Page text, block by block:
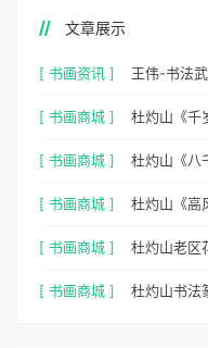
文章展示
[ 书画资讯 ] 王伟-书法
[ 书画商城 ] 杜灼山《千
[ 书画商城 ] 杜灼山《八
[ 书画商城 ] 杜灼山《高
[ 书画商城 ] 杜灼山老区
[ 书画商城 ] 杜灼山书法